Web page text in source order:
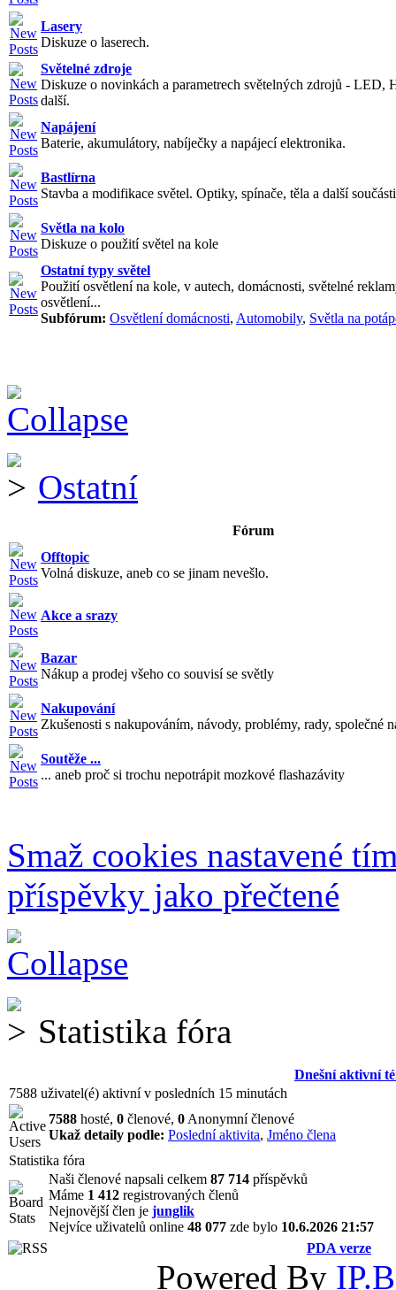
Lasery
Diskuze o laserech.
Světelné zdroje
Diskuze o novinkách a parametrech světelných zdrojů - LED,
další.
Napájení
Baterie, akumulátory, nabíječky a napájecí elektronika.
Bastlírna
Stavba a modifikace světel. Optiky, spínače, těla a další
Světla na kolo
Diskuze o použití světel na kole
Ostatní typy světel
Použití osvětlení na kole, v autech, domácnosti, světelné
osvětlení...
Subfórum: Osvětlení domácnosti, Automobily, Světla na
Ostatní
Fórum
Offtopic
Volná diskuze, aneb co se jinam nevešlo.
Akce a srazy
Bazar
Nákup a prodej všeho co souvisí se světly
Nakupování
Zkušenosti s nakupováním, návody, problémy, rady, společné
Soutěže ...
... aneb proč si trochu nepotrápit mozkové flashazávity
Smaž cookies nastavené
příspěvky jako přečtené
Statistika fóra
Dnešní aktivní
7588 uživatel(é) aktivní v posledních 15 minutách
7588 hosté, 0 členové, 0 Anonymní členové
Ukaž detaily podle: Poslední aktivita, Jméno člena
Statistika fóra
Naši členové napsali celkem 87 714 příspěvků
Máme 1 412 registrovaných členů
Nejnovější člen je junglik
Nejvíce uživatelů online 48 077 zde bylo 10.6.2026 21:57
PDA verze
Powered By